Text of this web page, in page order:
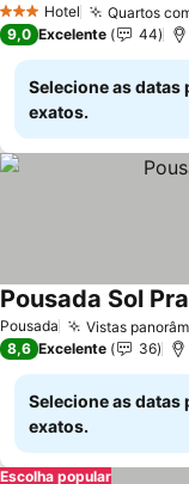
3 EstrelasHotel Quartos
9,0 Excelente 44
Selecione as datas
exatos.
Pousada Vistas
Pousada Sol
8,6 Excelente 36
Selecione as datas
exatos.
Escolha popular